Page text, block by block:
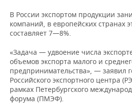
КОРОЛИ ГОСЗАКАЗА ПФО
КОМУ ПРИНАДЛЕЖАТ
ТОРГОВЫЕ ЦЕНТРЫ
ТАТАРСТАНА
ФИНАНСЫ
БЮДЖЕТ
ИНВЕСТИЦИИ
НОВОСТИ
ПРОМЫШЛЕННОСТИ
АГРОПРОМ
МАШИНОСТРОЕНИЕ
НЕФТЕХИМИЯ
НЕДВИЖИМОСТЬ
НОВОСТИ АВТО
БИЗНЕС
НОВОСТИ БИЗНЕСА
ТЕХНОЛОГИИ
В России экспортом продукции
компаний, в европейских странах
составляет 7—8%.
«Задача — удвоение числа
объемов экспорта малого и
предпринимательства», — заявил
Российского экспортного центра
рамках Петербургского
форума (ПМЭФ).